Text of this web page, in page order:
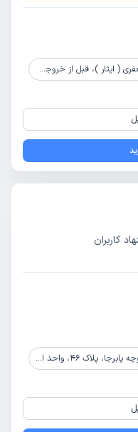
از خروجی یادگار، پلاک 2، طبقه 1، واحد 1
کاربران
پلاک 46، واحد اول